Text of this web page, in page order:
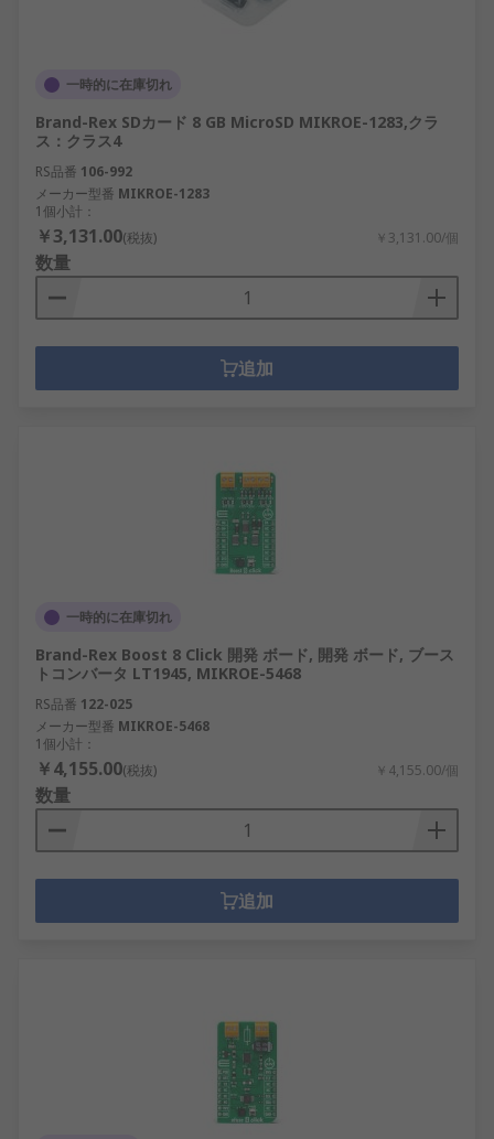
一時的に在庫切れ
Brand-Rex SDカード 8 GB MicroSD MIKROE-1283,クラ
ス：クラス4
RS品番 106-992
メーカー型番 MIKROE-1283
1個小計：
￥3,131.00(税抜) ￥3,131.00/個
数量
追加
一時的に在庫切れ
Brand-Rex Boost 8 Click 開発 ボード, 開発 ボード, ブース
トコンバータ LT1945, MIKROE-5468
RS品番 122-025
メーカー型番 MIKROE-5468
1個小計：
￥4,155.00(税抜) ￥4,155.00/個
数量
追加